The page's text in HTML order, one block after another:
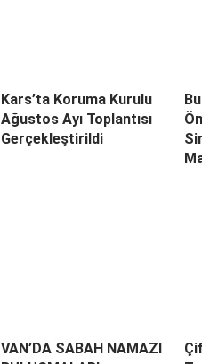
Kars’ta Koruma Kurulu
Ağustos Ayı Toplantısı
Gerçekleştirildi
VAN’DA SABAH NAMAZI